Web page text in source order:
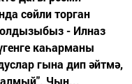
сөйли торган
- Илназ
каһарманы
гына дип әйтмә,
алмый". Чын...